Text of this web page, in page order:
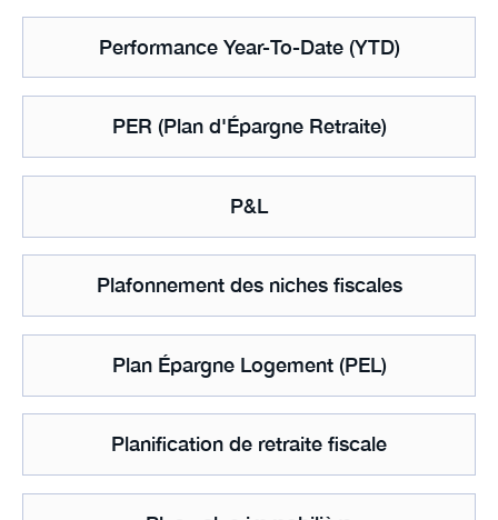
Performance Year-To-Date (YTD)
PER (Plan d'Épargne Retraite)
P&L
Plafonnement des niches fiscales
Plan Épargne Logement (PEL)
Planification de retraite fiscale